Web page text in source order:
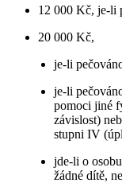
12 000 Kč, je-li
20 000 Kč,
je-li
je-li
pomoci jiné
závislost)
stupni IV
jde-li o
žádné dítě,